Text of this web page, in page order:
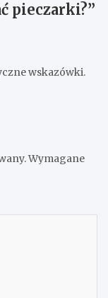
pieczarki?”
wskazówki.
Wymagane